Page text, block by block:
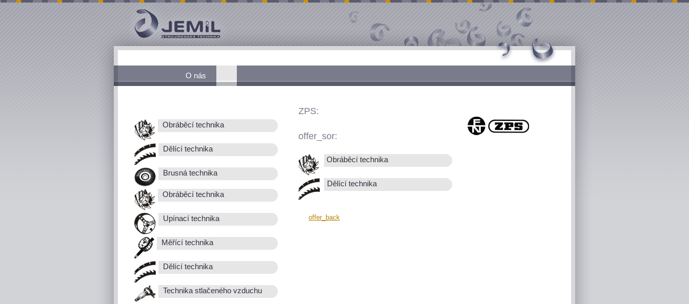
O nás
Obráběcí technika
Dělící technika
Brusná technika
Obráběcí technika
Upínací technika
Měřící technika
Dělící technika
Technika stlačeného vzduchu
ZPS:
offer_sor:
Obráběcí technika
Dělící technika
offer_back